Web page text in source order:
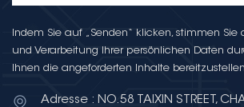
Indem Sie auf „Senden“ klicken, stimmen Sie
und Verarbeitung Ihrer persönlichen Daten
Ihnen die angeforderten Inhalte
Adresse : NO.58 TAIXIN STREET,